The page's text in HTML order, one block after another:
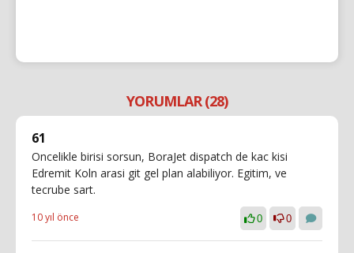
YORUMLAR (28)
61
Oncelikle birisi sorsun, BoraJet dispatch de kac kisi
Edremit Koln arasi git gel plan alabiliyor. Egitim, ve
tecrube sart.
10 yıl önce 0 0